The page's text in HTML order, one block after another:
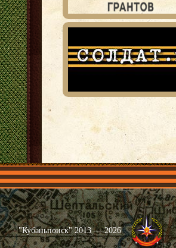
Главная Имена Общественные
"Кубаньпоиск" 2013 — 2026